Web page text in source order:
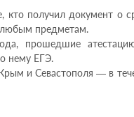
кто получил документ о
предметам.
прошедшие
нему ЕГЭ.
и Севастополя — в